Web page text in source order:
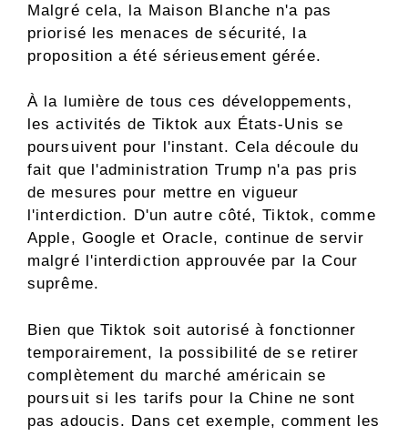
Malgré cela, la Maison Blanche n'a pas
priorisé les menaces de sécurité, la
proposition a été sérieusement gérée.
À la lumière de tous ces développements,
les activités de Tiktok aux États-Unis se
poursuivent pour l'instant. Cela découle du
fait que l'administration Trump n'a pas pris
de mesures pour mettre en vigueur
l'interdiction. D'un autre côté, Tiktok, comme
Apple, Google et Oracle, continue de servir
malgré l'interdiction approuvée par la Cour
suprême.
Bien que Tiktok soit autorisé à fonctionner
temporairement, la possibilité de se retirer
complètement du marché américain se
poursuit si les tarifs pour la Chine ne sont
pas adoucis. Dans cet exemple, comment les